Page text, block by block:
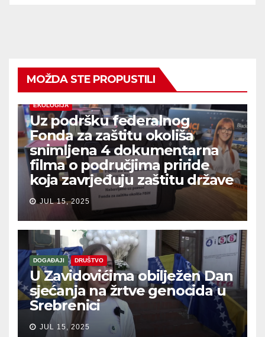
MOŽDA STE PROPUSTILI
EKOLOGIJA
Uz podršku federalnog
Fonda za zaštitu okoliša
snimljena 4 dokumentarna
filma o područjima priride
koja zavrjeđuju zaštitu države
JUL 15, 2025
DOGAĐAJI DRUŠTVO
U Zavidovićima obilježen Dan
sjećanja na žrtve genocida u
Srebrenici
JUL 15, 2025